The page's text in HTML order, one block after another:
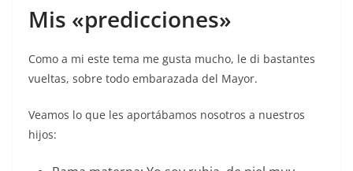
Mis «predicciones»
Como a mi este tema me gusta mucho, le di bastantes
vueltas, sobre todo embarazada del Mayor.
Veamos lo que les aportábamos nosotros a nuestros
hijos: